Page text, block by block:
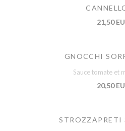
21,50
GNOCCHI
Sauce tomate et
20,50
STROZZAPRETI